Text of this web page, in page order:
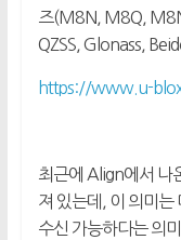
즈(M8N, M8Q,
QZSS, Glonass,
https://www.u-
최근에 Align에서 나
져 있는데, 이 의미는
수신 가능하다는 의